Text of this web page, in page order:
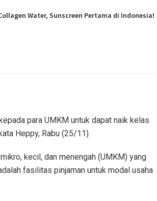
Water, Sunscreen Pertama di Indonesia!
para UMKM untuk dapat naik kelas
Heppy, Rabu (25/11).
kecil, dan menengah (UMKM) yang
fasilitas pinjaman untuk modal usaha